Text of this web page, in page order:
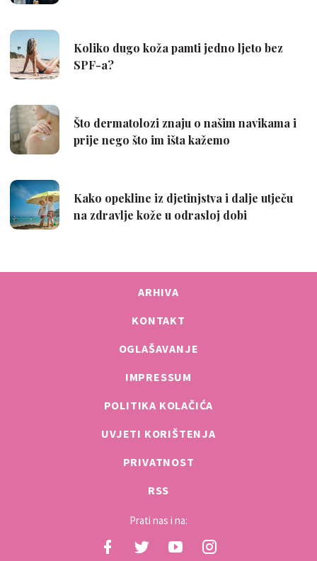
ARHIVA
KONTAKT
OGLAŠAVANJE
IMPRESSUM
POLITIKA KOLAČIĆA
UVJETI KORIŠTENJA
PRIVATNOST
RSS
Prati nas i na: